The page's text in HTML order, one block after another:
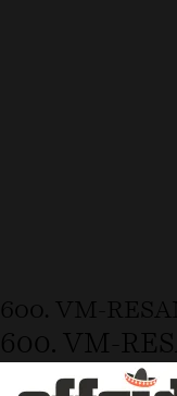
600. VM-
600. VM-